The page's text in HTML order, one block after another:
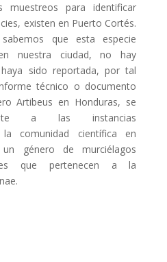
muestreos para identificar
existen en Puerto Cortés.
que esta especie
nuestra ciudad, no hay
sido reportada, por tal
técnico o documento
Artibeus en Honduras, se
a las instancias
comunidad científica en
género de murciélagos
que pertenecen a la